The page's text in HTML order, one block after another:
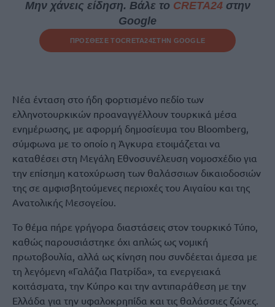
Μην χάνεις είδηση. Βάλε το CRETA24στην
Google
ΠΡΟΣΘΕΣΕ ΤΟCRETA24ΣΤΗΝ GOOGLE
Νέα ένταση στο ήδη φορτισμένο πεδίο των
ελληνοτουρκικών προαναγγέλλουν τουρκικά μέσα
ενημέρωσης, με αφορμή δημοσίευμα του Bloomberg,
σύμφωνα με το οποίο η Άγκυρα ετοιμάζεται να
καταθέσει στη Μεγάλη Εθνοσυνέλευση νομοσχέδιο για
την επίσημη κατοχύρωση των θαλάσσιων δικαιοδοσιών
της σε αμφισβητούμενες περιοχές του Αιγαίου και της
Ανατολικής Μεσογείου.
Το θέμα πήρε γρήγορα διαστάσεις στον τουρκικό Τύπο,
καθώς παρουσιάστηκε όχι απλώς ως νομική
πρωτοβουλία, αλλά ως κίνηση που συνδέεται άμεσα με
τη λεγόμενη «Γαλάζια Πατρίδα», τα ενεργειακά
κοιτάσματα, την Κύπρο και την αντιπαράθεση με την
Ελλάδα για την υφαλοκρηπίδα και τις θαλάσσιες ζώνες.